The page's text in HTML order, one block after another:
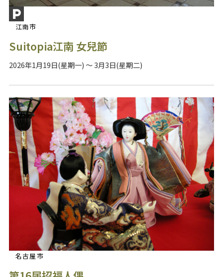
江南市
Suitopia江南 女兒節
2026年1月19日(星期一) ～ 3月3日(星期二)
名古屋市